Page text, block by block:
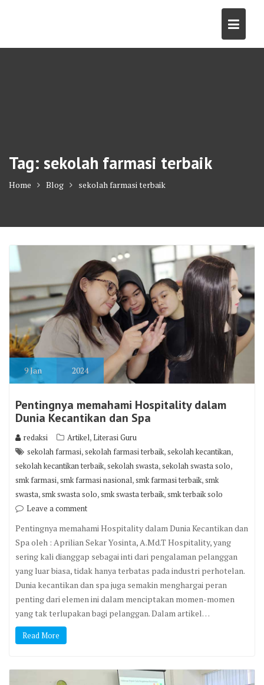
Tag: sekolah farmasi terbaik
Home Blog sekolah farmasi terbaik
9Jan 2024
Pentingnya memahami Hospitality dalam
Dunia Kecantikan dan Spa
redaksi Artikel,Literasi Guru
sekolah farmasi,sekolah farmasi terbaik,sekolah kecantikan,
sekolah kecantikan terbaik,sekolah swasta,sekolah swasta solo,
smk farmasi,smk farmasi nasional,smk farmasi terbaik,smk
swasta,smk swasta solo,smk swasta terbaik,smk terbaik solo
Leave a comment
Pentingnya memahami Hospitality dalam Dunia Kecantikan dan
Spa oleh : Aprilian Sekar Yosinta, A.Md.T Hospitality, yang
sering kali dianggap sebagai inti dari pengalaman pelanggan
yang luar biasa, tidak hanya terbatas pada industri perhotelan.
Dunia kecantikan dan spa juga semakin menghargai peran
penting dari elemen ini dalam menciptakan momen-momen
yang tak terlupakan bagi pelanggan. Dalam artikel…
Read More